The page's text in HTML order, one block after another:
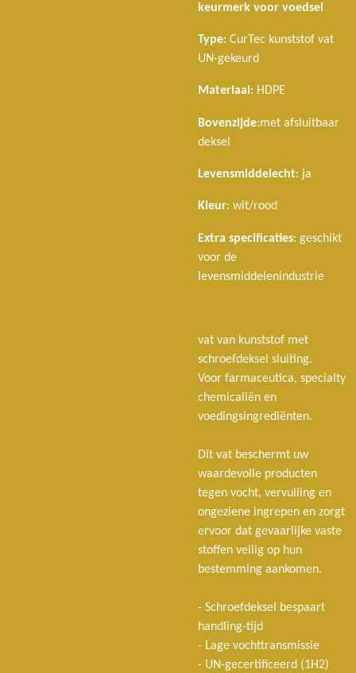
keurmerk voor voedsel
Type: CurTec kunststof vat
UN-gekeurd
Materiaal: HDPE
Bovenzijde:met afsluitbaar
deksel
Levensmiddelecht: ja
Kleur: wit/rood
Extra specificaties: geschikt
voor de
levensmiddelenindustrie
vat van kunststof met
schroefdeksel sluiting.
Voor farmaceutica, specialty
chemicaliën en
voedingsingrediënten.
Dit vat beschermt uw
waardevolle producten
tegen vocht, vervuiling en
ongeziene ingrepen en zorgt
ervoor dat gevaarlijke vaste
stoffen veilig op hun
bestemming aankomen.
- Schroefdeksel bespaart
handling-tijd
- Lage vochttransmissie
- UN-gecertificeerd (1H2)